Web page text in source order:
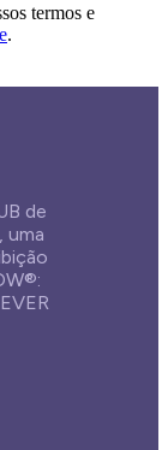
termos e
.
de
uma